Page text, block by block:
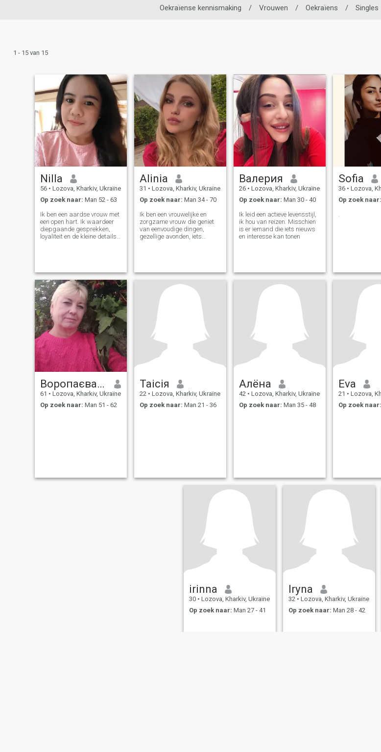
Oekraïense kennismaking / Vrouwen / Oekraïens / Singles
1 - 15 van 15
Nilla
56 • Lozova, Kharkiv, Ukraïne
Op zoek naar: Man 52 - 63
Ik ben een aardse vrouw met
een open hart. Ik waardeer
diepgaande gesprekken,
loyaliteit en de kleine details
kalmte en een doel.
Alinia
31 • Lozova, Kharkiv, Ukraïne
Op zoek naar: Man 34 - 70
Ik ben een vrouwelijke en
zorgzame vrouw die geniet
van eenvoudige dingen,
gezellige avonden, iets
speciaal te laten voelen. Ik
waardeer echte verbinding
meer dan alles.
Валерия
26 • Lozova, Kharkiv, Ukraïne
Op zoek naar: Man 30 - 40
Ik leid een actieve levensstijl,
ik hou van reizen. Misschien
is er iemand die iets nieuws
en interesse kan tonen
Sofia
36 • Lozova,
Op zoek naar:
Воропаєва Світлана
61 • Lozova, Kharkiv, Ukraïne
Op zoek naar: Man 51 - 62
Таісія
22 • Lozova, Kharkiv, Ukraïne
Op zoek naar: Man 21 - 36
Алёна
42 • Lozova, Kharkiv, Ukraïne
Op zoek naar: Man 35 - 48
Eva
21 • Lozova,
Op zoek naar:
irinna
30 • Lozova, Kharkiv, Ukraïne
Op zoek naar: Man 27 - 41
Iryna
32 • Lozova, Kharkiv, Ukraïne
Op zoek naar: Man 28 - 42